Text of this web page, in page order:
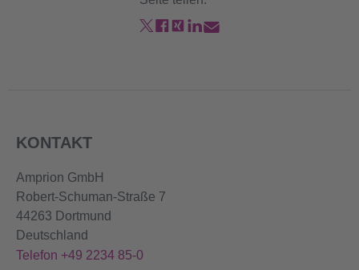
KONTAKT
Amprion GmbH
Robert-Schuman-Straße 7
44263 Dortmund
Deutschland
Telefon +49 2234 85-0